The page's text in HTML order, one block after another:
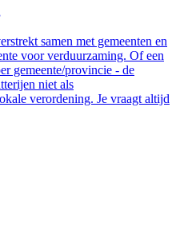
samen met gemeenten en
voor verduurzaming. Of een
gemeente/provincie - de
niet als
verordening. Je vraagt altijd